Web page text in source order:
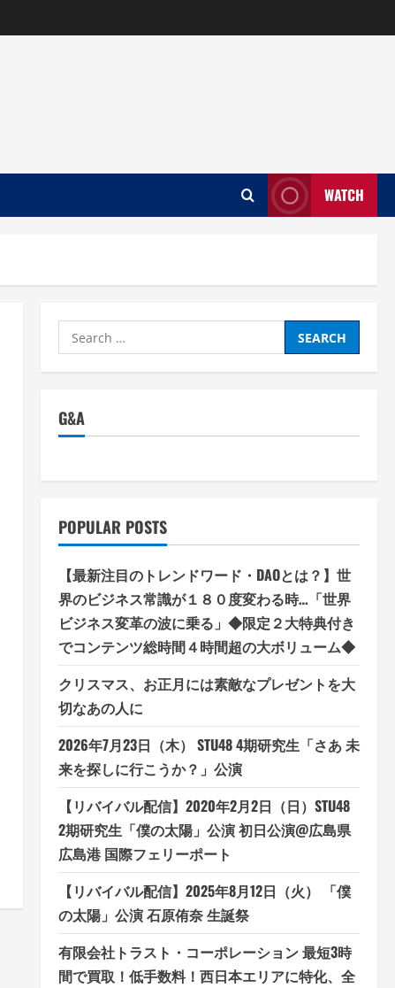
WATCH
Search
for:
G&A
POPULAR POSTS
【最新注目のトレンドワード・DAOとは？】世
界のビジネス常識が１８０度変わる時…「世界
ビジネス変革の波に乗る」◆限定２大特典付き
でコンテンツ総時間４時間超の大ボリューム◆
クリスマス、お正月には素敵なプレゼントを大
切なあの人に
2026年7月23日（木） STU48 4期研究生「さあ 未
来を探しに行こうか？」公演
【リバイバル配信】2020年2月2日（日）STU48
2期研究生「僕の太陽」公演 初日公演@広島県
広島港 国際フェリーポート
【リバイバル配信】2025年8月12日（火） 「僕
の太陽」公演 石原侑奈 生誕祭
有限会社トラスト・コーポレーション 最短3時
間で買取！低手数料！西日本エリアに特化、全